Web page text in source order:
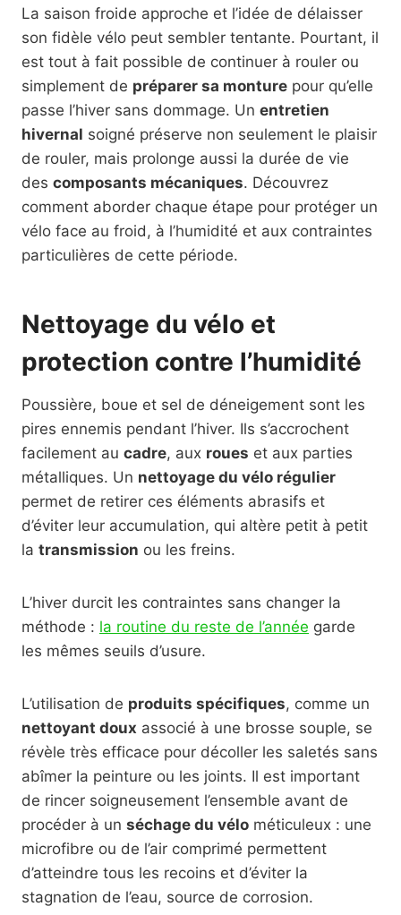
La saison froide approche et l’idée de délaisser
son fidèle vélo peut sembler tentante. Pourtant, il
est tout à fait possible de continuer à rouler ou
simplement de préparer sa monture pour qu’elle
passe l’hiver sans dommage. Un entretien
hivernal soigné préserve non seulement le plaisir
de rouler, mais prolonge aussi la durée de vie
des composants mécaniques. Découvrez
comment aborder chaque étape pour protéger un
vélo face au froid, à l’humidité et aux contraintes
particulières de cette période.
Nettoyage du vélo et
protection contre l’humidité
Poussière, boue et sel de déneigement sont les
pires ennemis pendant l’hiver. Ils s’accrochent
facilement au cadre, aux roues et aux parties
métalliques. Un nettoyage du vélo régulier
permet de retirer ces éléments abrasifs et
d’éviter leur accumulation, qui altère petit à petit
la transmission ou les freins.
L’hiver durcit les contraintes sans changer la
méthode : la routine du reste de l’année garde
les mêmes seuils d’usure.
L’utilisation de produits spécifiques, comme un
nettoyant doux associé à une brosse souple, se
révèle très efficace pour décoller les saletés sans
abîmer la peinture ou les joints. Il est important
de rincer soigneusement l’ensemble avant de
procéder à un séchage du vélo méticuleux : une
microfibre ou de l’air comprimé permettent
d’atteindre tous les recoins et d’éviter la
stagnation de l’eau, source de corrosion.